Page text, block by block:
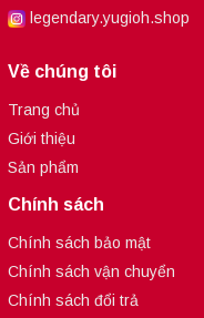
legendary.yugioh.shop
Về chúng tôi
Trang chủ
Giới thiệu
Sản phẩm
Chính sách
Chính sách bảo mật
Chính sách vận chuyển
Chính sách đổi trả